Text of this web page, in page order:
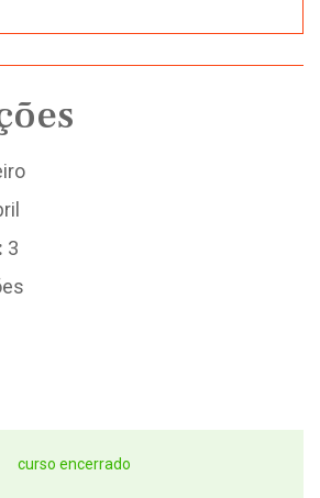
3
curso encerrado